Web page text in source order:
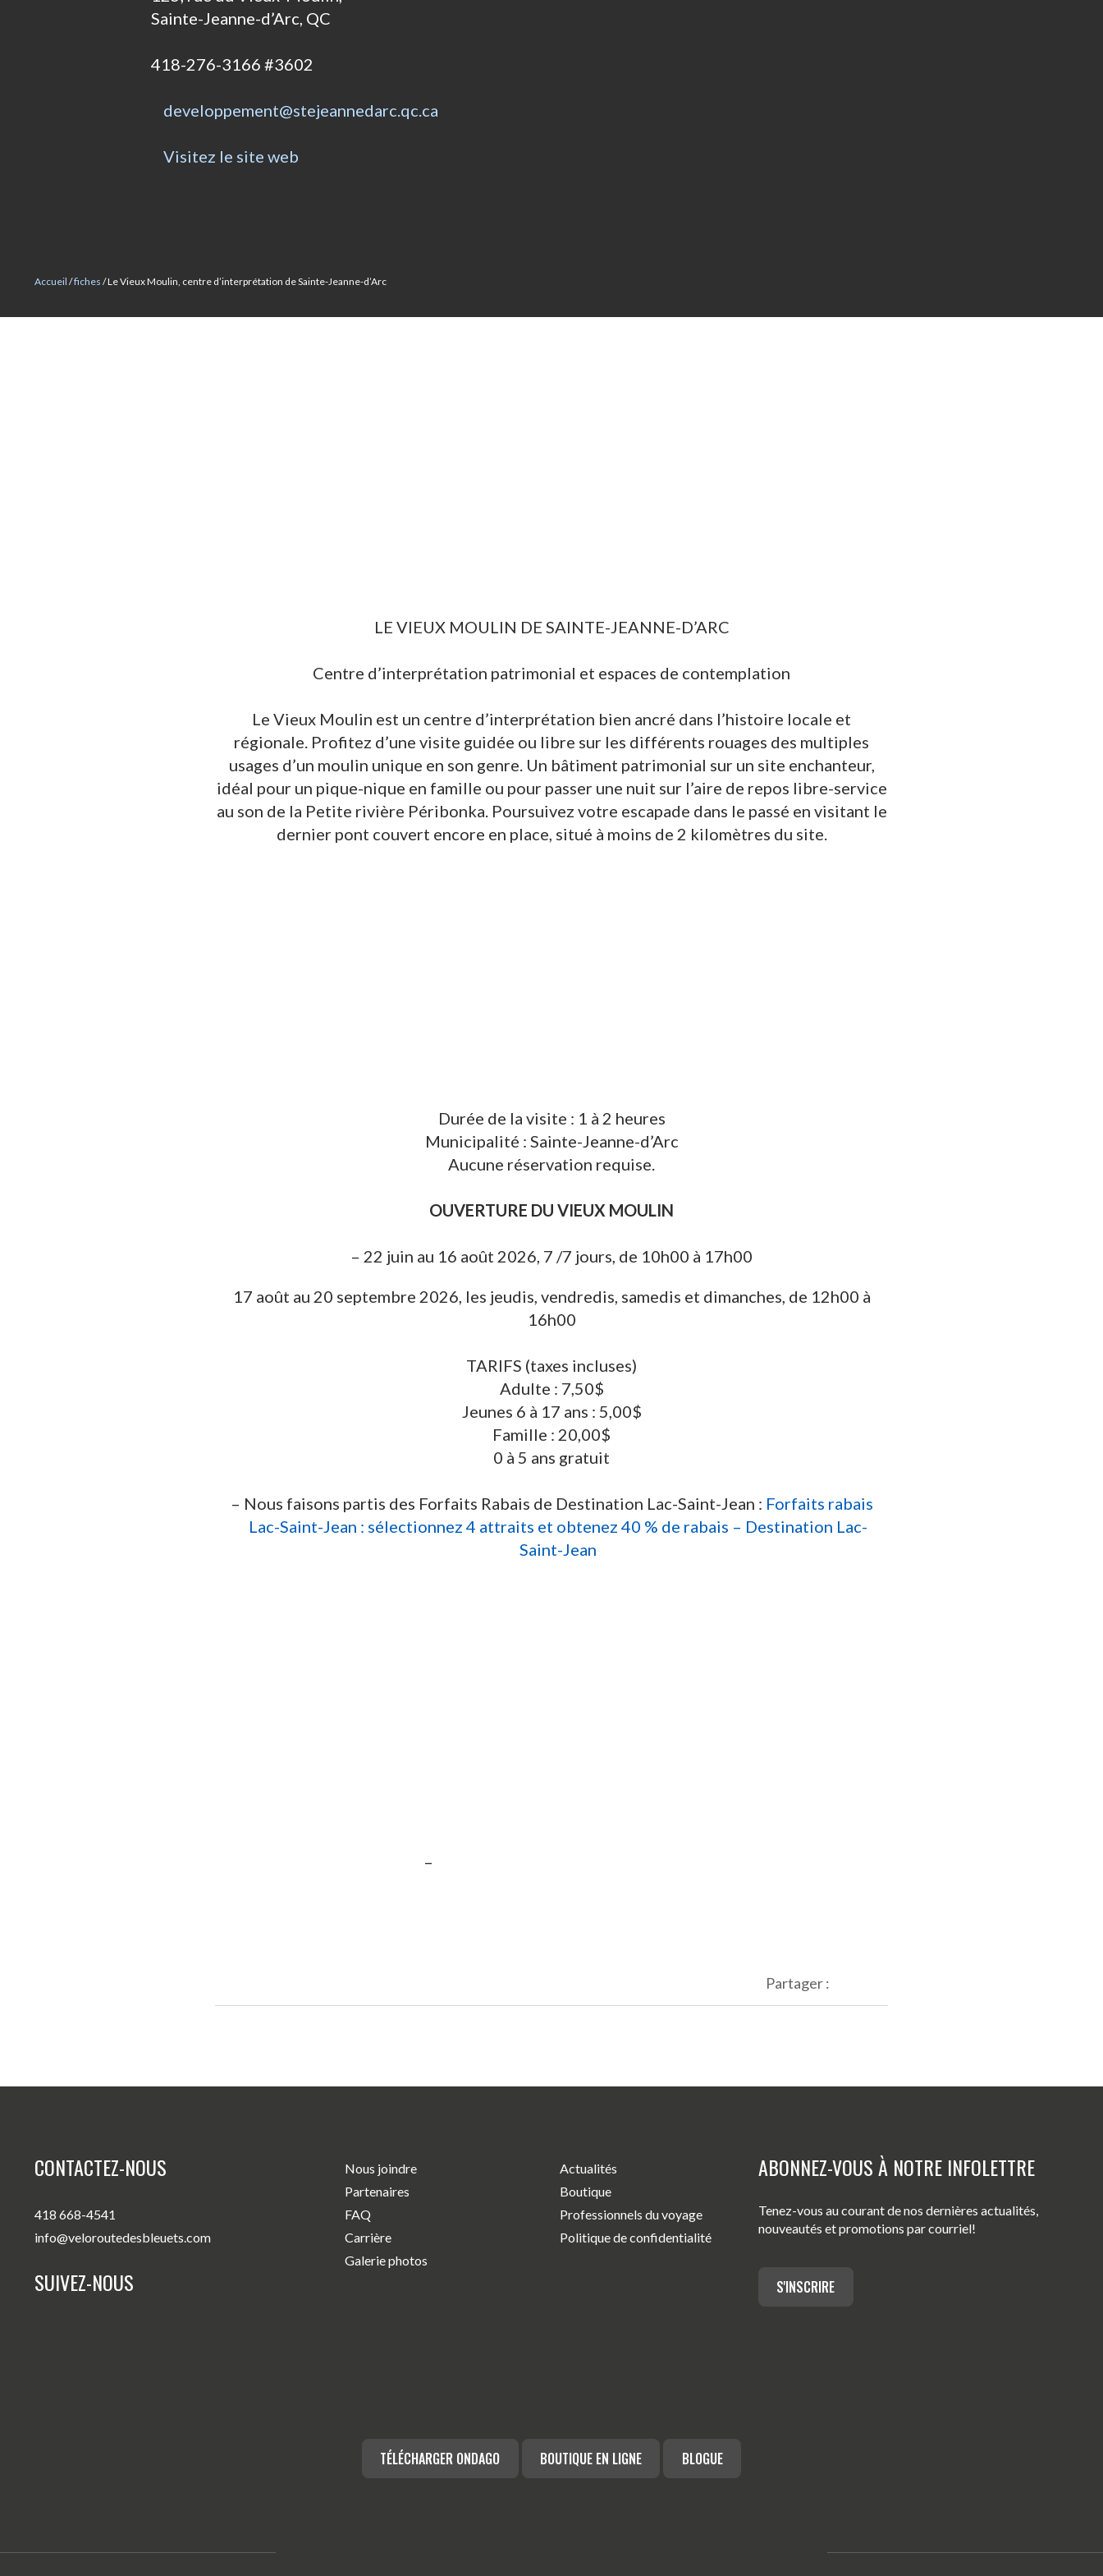
MOITIÉ-MOITIÉ
Sainte-Jeanne-d’Arc, QC
418-276-3166 #3602
developpement@stejeannedarc.qc.ca
Visitez le site web
Accueil /fiches / Le Vieux Moulin, centre d’interprétation de Sainte-Jeanne-d’Arc
LE VIEUX MOULIN DE SAINTE-JEANNE-D’ARC
Centre d’interprétation patrimonial et espaces de contemplation
Le Vieux Moulin est un centre d’interprétation bien ancré dans l’histoire locale et
régionale. Profitez d’une visite guidée ou libre sur les différents rouages des multiples
usages d’un moulin unique en son genre. Un bâtiment patrimonial sur un site enchanteur,
idéal pour un pique-nique en famille ou pour passer une nuit sur l’aire de repos libre-service
au son de la Petite rivière Péribonka. Poursuivez votre escapade dans le passé en visitant le
dernier pont couvert encore en place, situé à moins de 2 kilomètres du site.
Durée de la visite : 1 à 2 heures
Municipalité : Sainte-Jeanne-d’Arc
Aucune réservation requise.
OUVERTURE DU VIEUX MOULIN
22 juin au 16 août 2026, 7 /7 jours, de 10h00 à 17h00
17 août au 20 septembre 2026, les jeudis, vendredis, samedis et dimanches, de 12h00 à
16h00
TARIFS (taxes incluses)
Adulte : 7,50$
Jeunes 6 à 17 ans : 5,00$
Famille : 20,00$
0 à 5 ans gratuit
Nous faisons partis des Forfaits Rabais de Destination Lac-Saint-Jean : Forfaits rabais
Lac-Saint-Jean : sélectionnez 4 attraits et obtenez 40 % de rabais – Destination Lac-
Saint-Jean
Partager :
CONTACTEZ-NOUS
418 668-4541
info@veloroutedesbleuets.com
SUIVEZ-NOUS
Nous joindre
Partenaires
FAQ
Carrière
Galerie photos
Actualités
Boutique
Professionnels du voyage
Politique de confidentialité
ABONNEZ-VOUS À NOTRE INFOLETTRE
Tenez-vous au courant de nos dernières actualités,
nouveautés et promotions par courriel!
S'INSCRIRE
TÉLÉCHARGER ONDAGO BOUTIQUE EN LIGNE BLOGUE